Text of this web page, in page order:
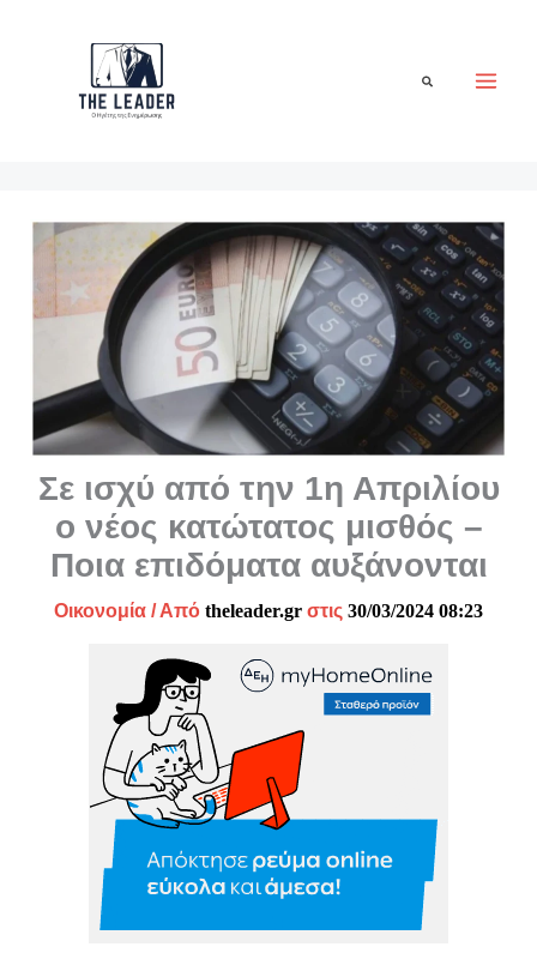
Αναζήτηση
Σε ισχύ από την 1η Απριλίου
ο νέος κατώτατος μισθός –
Ποια επιδόματα αυξάνονται
Οικονομία / Από theleader.gr στις 30/03/2024 08:23